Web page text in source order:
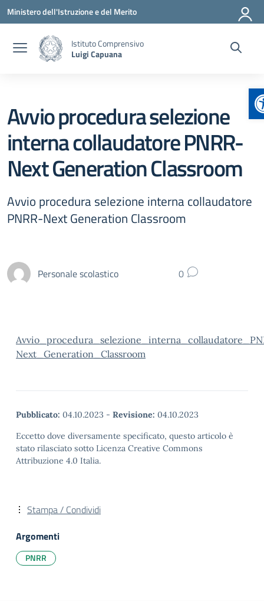
Vai ai contenuti
Vai al menu di navigazione
Vai al footer
Ministero dell'Istruzione e del Merito
Istituto Comprensivo
Luigi Capuana
Avvio procedura selezione
interna collaudatore PNRR-
Next Generation Classroom
Avvio procedura selezione interna collaudatore
PNRR-Next Generation Classroom
Personale scolastico 0
Next_Generation_Classroom
Pubblicato: 04.10.2023 - Revisione: 04.10.2023
Eccetto dove diversamente specificato, questo articolo è
stato rilasciato sotto Licenza Creative Commons
Attribuzione 4.0 Italia.
Stampa / Condividi
Argomenti
PNRR